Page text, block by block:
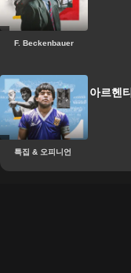
F. Beckenbauer
특집 & 오피니언
1986년 월드컵 아르헨
야기